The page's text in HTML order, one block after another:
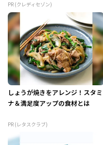
PR (クレディセゾン)
しょうが焼きをアレンジ！スタミ
ナ＆満足度アップの食材とは
PR (レタスクラブ)